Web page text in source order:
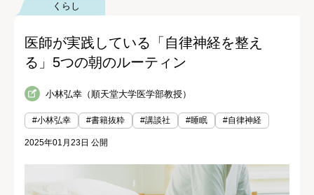
くらし
医師が実践している「自律神経を整え
る」5つの朝のルーティン
小林弘幸（順天堂大学医学部教授）
#小林弘幸 #書籍抜粋 #講談社 #睡眠 #自律神経
2025年01月23日 公開